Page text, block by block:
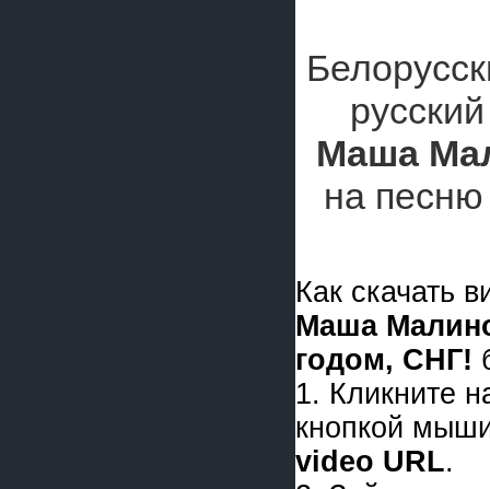
Маша
на
Как скачать
Маша
годом, СНГ!
1. Кликните
кнопкой
video URL.